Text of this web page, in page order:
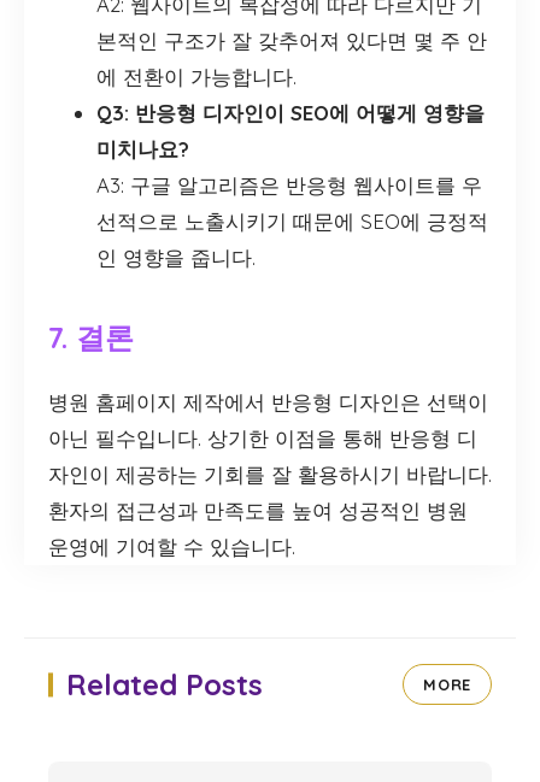
본적인 구조가 잘 갖추어져 있다면 몇 주 안
에 전환이 가능합니다.
Q3: 반응형 디자인이 SEO에 어떻게 영향을
미치나요?
A3: 구글 알고리즘은 반응형 웹사이트를 우
선적으로 노출시키기 때문에 SEO에 긍정적
인 영향을 줍니다.
7. 결론
병원 홈페이지 제작에서 반응형 디자인은 선택이
아닌 필수입니다. 상기한 이점을 통해 반응형 디
자인이 제공하는 기회를 잘 활용하시기 바랍니다.
환자의 접근성과 만족도를 높여 성공적인 병원
운영에 기여할 수 있습니다.
Related Posts MORE